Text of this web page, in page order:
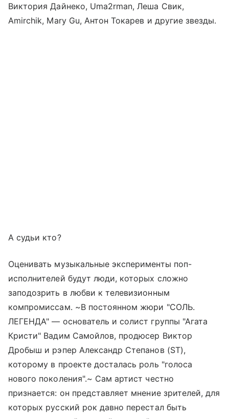
Виктория Дайнеко, Uma2rman, Леша Свик,
Amirchik, Mary Gu, Антон Токарев и другие звезды.
А судьи кто?
Оценивать музыкальные эксперименты поп-
исполнителей будут люди, которых сложно
заподозрить в любви к телевизионным
компромиссам. ~В постоянном жюри "СОЛЬ.
ЛЕГЕНДА" — основатель и солист группы "Агата
Кристи" Вадим Самойлов, продюсер Виктор
Дробыш и рэпер Александр Степанов (ST),
которому в проекте досталась роль "голоса
нового поколения".~ Сам артист честно
признается: он представляет мнение зрителей, для
которых русский рок давно перестал быть